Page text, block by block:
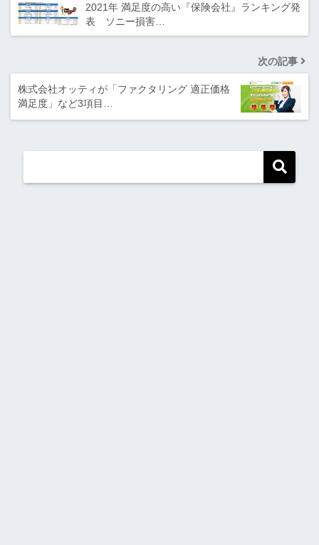
2021年 満足度の高い『保険会社』ランキング発
表 ソニー損害…
次の記事
株式会社オッティが「ファクタリング 適正価格
満足度」など3項目…